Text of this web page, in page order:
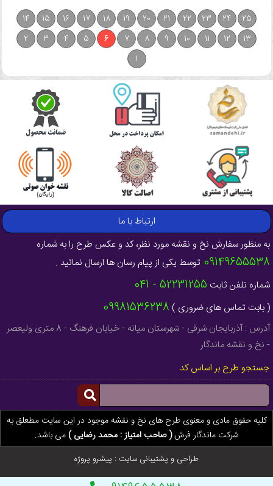
25
24
23
22
21
20
19
18
17
16
15
14
13
12
11
10
9
8
7
6
5
4
3
2
1
ارتباط با ما
به منظور سفارش نخ و نقشه مورد نظر، کد و عکس طرح را به شماره
09149655538 توسط یکی از پیام رسان ها ارسال نمائید .
شماره تلفن ثابت 52231255 - 041
( بابت تماس های ضروری ) 09981536238
آدرس : آذربایجان شرقی - شهرستان میانه - خیابان فرهنگ - 8 متری ولیعصر
- نخ و نقشه ماندگار
جستجو طرح بر اساس کد
کلیه حقوق مادی و معنوی طرح های نخ و نقشه موجود در این سایت مطعلق به
شرکت ماندگار فرش( صاحب امتیاز : محمد رضایی )می باشد.
طراحی و پشتیبانی سایت : پیشرو پروژه